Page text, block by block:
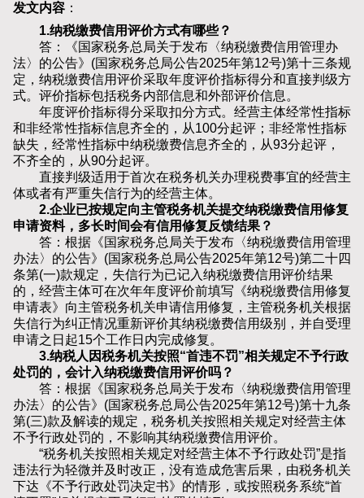
发文内容 ：
1.纳税缴费信用评价方式有哪些？
答：《国家税务总局关于发布〈纳税缴费信用管理办
法〉的公告》(国家税务总局公告2025年第12号)第十三条规
定，纳税缴费信用评价采取年度评价指标得分和直接判级方
式。评价指标包括税务内部信息和外部评价信息。
年度评价指标得分采取扣分方式。经营主体经常性指标
和非经常性指标信息齐全的，从100分起评；非经常性指标
缺失，经常性指标中纳税缴费信息齐全的，从93分起评，
不齐全的，从90分起评。
直接判级适用于首次在税务机关办理税费事宜的经营主
体或者有严重失信行为的经营主体。
2.企业已按规定向主管税务机关提交纳税缴费信用修复
申请资料，多长时间会有信用修复反馈结果？
答：根据《国家税务总局关于发布〈纳税缴费信用管理
办法〉的公告》(国家税务总局公告2025年第12号)第二十四
条第(一)款规定，失信行为已记入纳税缴费信用评价结果
的，经营主体可在次年年度评价前填写《纳税缴费信用修复
申请表》向主管税务机关申请信用修复，主管税务机关根据
失信行为纠正情况重新评价其纳税缴费信用级别，并自受理
申请之日起15个工作日内完成修复。
3.纳税人因税务机关按照“首违不罚”相关规定不予行政
处罚的，会计入纳税缴费信用评价吗？
答：根据《国家税务总局关于发布〈纳税缴费信用管理
办法〉的公告》(国家税务总局公告2025年第12号)第十九条
第(三)款及解读的规定，税务机关按照相关规定对经营主体
不予行政处罚的，不影响其纳税缴费信用评价。
“税务机关按照相关规定对经营主体不予行政处罚”是指
违法行为轻微并及时改正，没有造成危害后果，由税务机关
下达《不予行政处罚决定书》的情形，或按照税务系统“首